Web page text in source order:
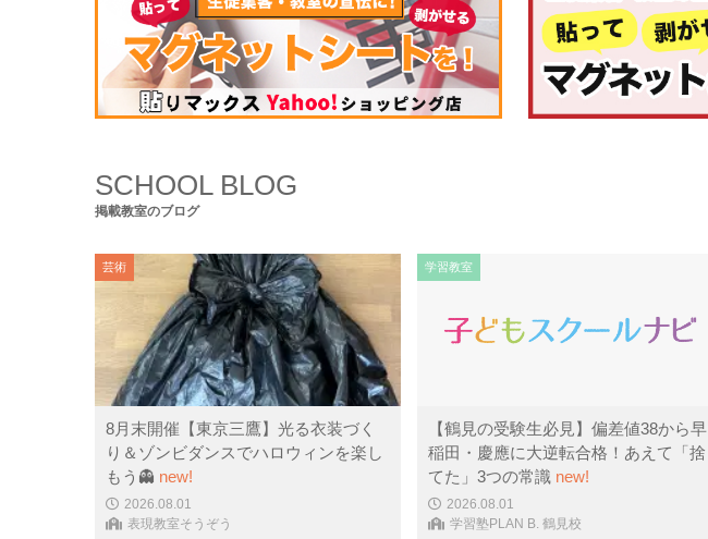
SCHOOL BLOG
掲載教室のブログ
芸術
8月末開催【東京三鷹】光る衣装づく
り＆ゾンビダンスでハロウィンを楽し
もう👻 new!
2026.08.01
表現教室そうぞう
学習教室
【鶴見の受験生必見】偏差値38から早
稲田・慶應に大逆転合格！あえて「捨
てた」3つの常識 new!
2026.08.01
学習塾PLAN B. 鶴見校